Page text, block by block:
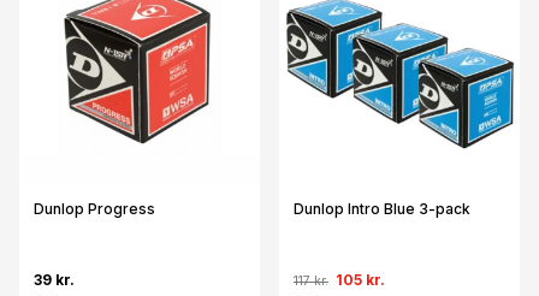
Dunlop Progress
39 kr.
Dunlop Intro Blue 3-pack
117 kr. 105 kr.